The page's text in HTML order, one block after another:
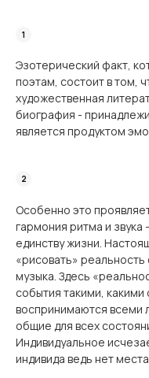
Эзотерический факт,
поэтам, состоит в том,
художественная
биография -
является продуктом
Особенно это
гармония ритма и звука
единству жизни.
«рисовать»
музыка. Здесь
события такими,
воспринимаются всеми
общие для всех
Индивидуальное
индивида ведь нет